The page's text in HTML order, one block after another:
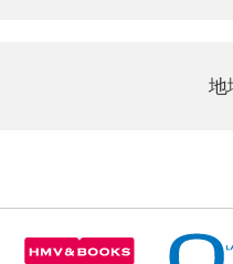
地